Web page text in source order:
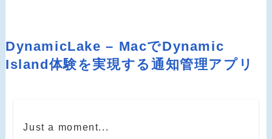
DynamicLake – MacでDynamic
Island体験を実現する通知管理アプリ
Just a moment...